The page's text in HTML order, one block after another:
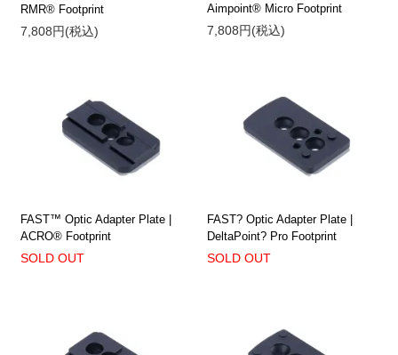
RMR® Footprint
7,808円(税込)
Aimpoint® Micro Footprint
7,808円(税込)
FAST™ Optic Adapter Plate |
ACRO® Footprint
SOLD OUT
FAST? Optic Adapter Plate |
DeltaPoint? Pro Footprint
SOLD OUT